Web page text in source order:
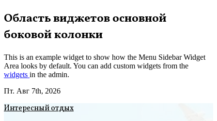
Перейти
к
содержимому
Область виджетов основной
боковой колонки
This is an example widget to show how the Menu Sidebar Widget
Area looks by default. You can add custom widgets from the
widgets in the admin.
Пт. Авг 7th, 2026
Интересный отдых